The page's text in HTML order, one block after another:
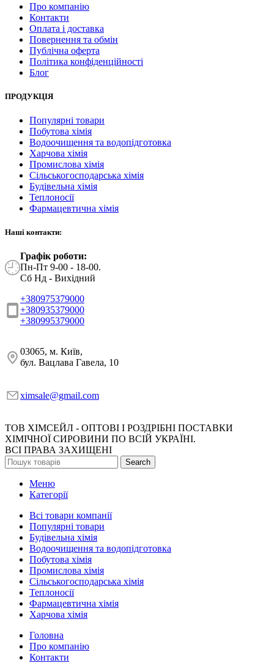
Про компанію
Контакти
Оплата і доставка
Повернення та обмін
Публічна оферта
Політика конфіденційності
Блог
ПРОДУКЦІЯ
Популярні товари
Побутова хімія
Водоочищення та водопідготовка
Харчова хімія
Промислова хімія
Сільськогосподарська хімія
Будівельна хімія
Теплоносії
Фармацевтична хімія
Наші контакти:
Графік роботи:
Пн-Пт 9-00 - 18-00.
Сб Нд - Вихідний
+380975379000
+380935379000
+380995379000
03065, м. Київ,
бул. Вацлава Гавела, 10
ximsale@gmail.com
ТОВ ХІМСЕЙЛ - ОПТОВІ І РОЗДРІБНІ ПОСТАВКИ
ХІМІЧНОЇ СИРОВИНИ ПО ВСІЙ УКРАЇНІ.
ВСІ ПРАВА ЗАХИЩЕНІ
Search
Меню
Категорії
Всі товари компанії
Популярні товари
Будівельна хімія
Водоочищення та водопідготовка
Побутова хімія
Промислова хімія
Сільськогосподарська хімія
Теплоносії
Фармацевтична хімія
Харчова хімія
Головна
Про компанію
Контакти